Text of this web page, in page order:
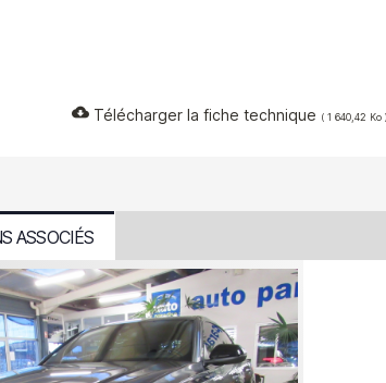
cloud_download Télécharger la fiche technique ( 1 640,42 Ko )
ASSOCIÉS